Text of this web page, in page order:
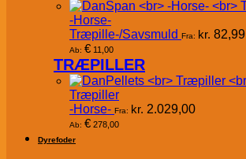
-Horse-
Træpille-/Savsmuld Fra: kr. 82,99
Ab: € 11,00
TRÆPILLER
Træpiller
-Horse- Fra: kr. 2.029,00
Ab: € 278,00
Dyrefoder